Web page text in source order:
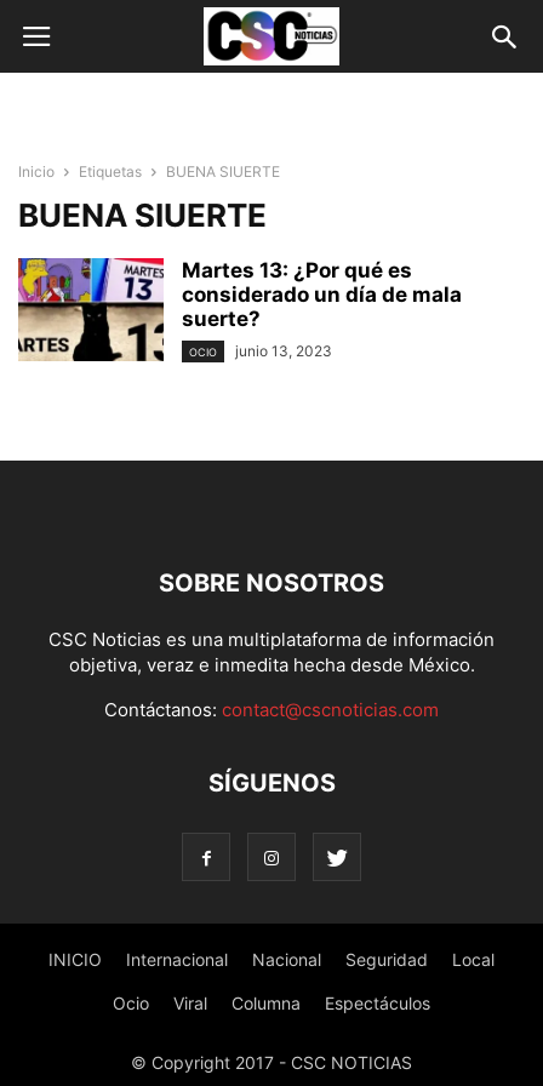
Inicio Etiquetas BUENA SIUERTE
BUENA SIUERTE
Martes 13: ¿Por qué es
considerado un día de mala
suerte?
OCIO junio 13, 2023
SOBRE NOSOTROS
CSC Noticias es una multiplataforma de información
objetiva, veraz e inmedita hecha desde México.
Contáctanos: contact@cscnoticias.com
SÍGUENOS
INICIO Internacional Nacional Seguridad Local
Ocio Viral Columna Espectáculos
© Copyright 2017 - CSC NOTICIAS